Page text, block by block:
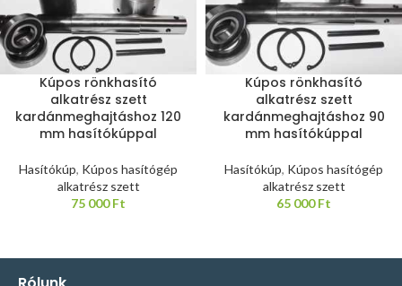
Kúpos rönkhasító
alkatrész szett
kardánmeghajtáshoz 120
mm hasítókúppal
Hasítókúp, Kúpos hasítógép
alkatrész szett
75 000Ft
Kúpos rönkhasító
alkatrész szett
kardánmeghajtáshoz 90
mm hasítókúppal
Hasítókúp, Kúpos hasítógép
alkatrész szett
65 000Ft